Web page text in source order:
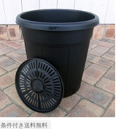
条件付き送料無料